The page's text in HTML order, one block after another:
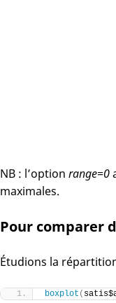
NB : l’option range=0
maximales.
Pour comparer
Étudions la
boxplot (